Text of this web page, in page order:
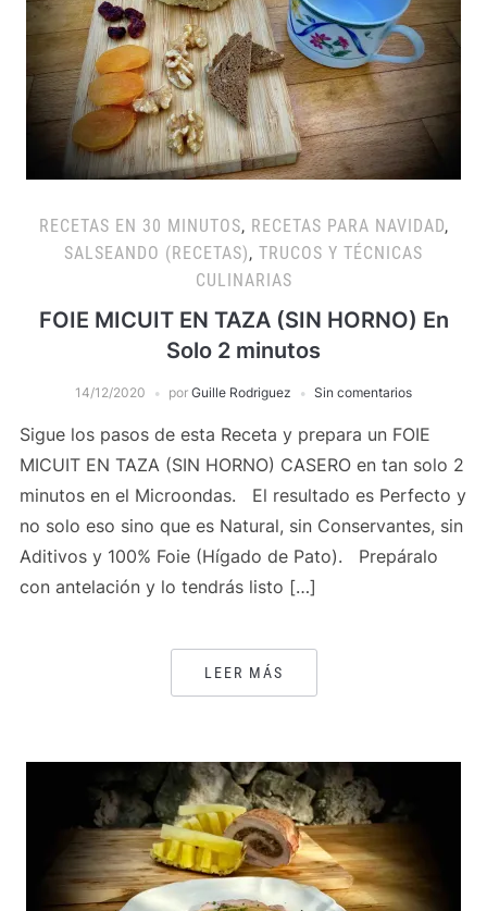
RECETAS EN 30 MINUTOS, RECETAS PARA NAVIDAD,
SALSEANDO (RECETAS), TRUCOS Y TÉCNICAS
CULINARIAS
FOIE MICUIT EN TAZA (SIN HORNO) En
Solo 2 minutos
14/12/2020 por Guille Rodriguez Sin comentarios
Sigue los pasos de esta Receta y prepara un FOIE
MICUIT EN TAZA (SIN HORNO) CASERO en tan solo 2
minutos en el Microondas. El resultado es Perfecto y
no solo eso sino que es Natural, sin Conservantes, sin
Aditivos y 100% Foie (Hígado de Pato). Prepáralo
con antelación y lo tendrás listo […]
LEER MÁS